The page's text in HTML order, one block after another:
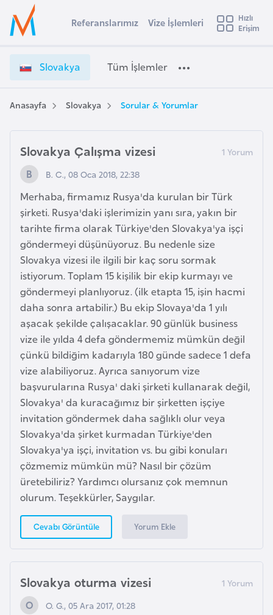
Ülke Seçimi
Başvuru yapmak istediğiniz ülkeyi seçin
Üye
Girişi
l
v
a
k
a
V
z
İ
ş
l
e
m
l
e
r
i
e
Referanslarımız Vize İşlemleri
Hızlı
Erişim
Slovakya Tüm İşlemler
Anasayfa Slovakya Sorular & Yorumlar
Slovakya Çalışma vizesi
B. C., 08 Oca 2018, 22:38
Merhaba, firmamız Rusya'da kurulan bir Türk
şirketi. Rusya'daki işlerimizin yanı sıra, yakın bir
tarihte firma olarak Türkiye'den Slovakya'ya işçi
göndermeyi düşünüyoruz. Bu nedenle size
Slovakya vizesi ile ilgili bir kaç soru sormak
istiyorum. Toplam 15 kişilik bir ekip kurmayı ve
göndermeyi planlıyoruz. (ilk etapta 15, işin hacmi
daha sonra artabilir.) Bu ekip Slovaya'da 1 yılı
aşacak şekilde çalışacaklar. 90 günlük business
vize ile yılda 4 defa göndermemiz mümkün değil
çünkü bildiğim kadarıyla 180 günde sadece 1 defa
vize alabiliyoruz. Ayrıca sanıyorum vize
başvurularına Rusya' daki şirketi kullanarak değil,
Slovakya' da kuracağımız bir şirketten işçiye
invitation göndermek daha sağlıklı olur veya
Slovakya'da şirket kurmadan Türkiye'den
Slovakya'ya işçi, invitation vs. bu gibi konuları
çözmemiz mümkün mü? Nasıl bir çözüm
üretebiliriz? Yardımcı olursanız çok memnun
olurum. Teşekkürler, Saygılar.
Cevabı Görüntüle Yorum Ekle
Slovakya oturma vizesi
O. G., 05 Ara 2017, 01:28
s
t
r
a
A
v
u
s
t
u
r
y
a
A
z
e
r
b
a
y
c
a
n
B
r
n